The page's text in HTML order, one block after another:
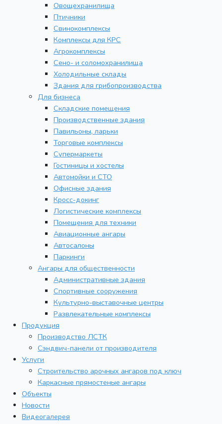
Овощехранилища
Птичники
Свинокомплексы
Комплексы для КРС
Агрокомплексы
Сено- и соломохранилища
Холодильные склады
Здания для грибопроизводства
Для бизнеса
Складские помещения
Производственные здания
Павильоны, ларьки
Торговые комплексы
Супермаркеты
Гостиницы и хостелы
Автомойки и СТО
Офисные здания
Кросс-докинг
Логистические комплексы
Помещения для техники
Авиационные ангары
Автосалоны
Паркинги
Ангары для общественности
Административные здания
Спортивные сооружения
Культурно-выставочные центры
Развлекательные комплексы
Продукция
Производство ЛСТК
Сэндвич-панели от производителя
Услуги
Строительство арочных ангаров под ключ
Каркасные прямостеные ангары
Объекты
Новости
Видеогалерея